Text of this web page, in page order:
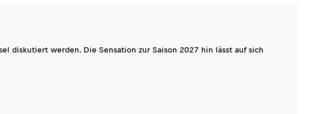
diskutiert werden. Die Sensation zur Saison 2027 hin lässt auf sich